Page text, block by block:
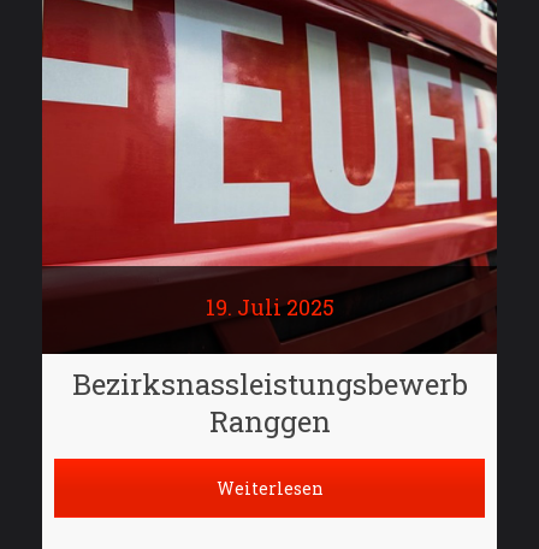
19. Juli 2025
Bezirksnassleistungsbewerb
Ranggen
Weiterlesen